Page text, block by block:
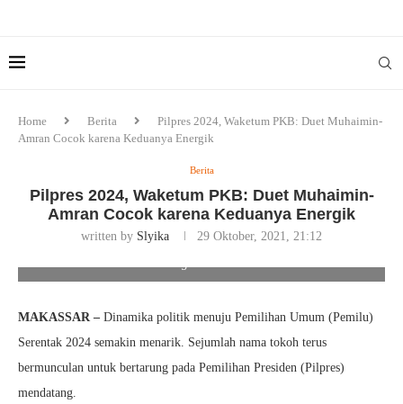
Home Berita
Pilpres 2024, Waketum PKB: Duet Muhaimin-
Amran Cocok karena Keduanya Energik
Berita
Pilpres 2024, Waketum PKB: Duet Muhaimin-
Amran Cocok karena Keduanya Energik
written by Slyika 29 Oktober, 2021, 21:12
Waketum PKB: Duet Muhaimin-Amran Cocok karena Keduanya
MAKASSAR – Dinamika politik menuju Pemilihan Umum (Pemilu)
Serentak 2024 semakin menarik. Sejumlah nama tokoh terus
bermunculan untuk bertarung pada Pemilihan Presiden (Pilpres)
mendatang.